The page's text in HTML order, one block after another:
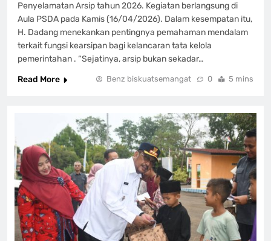
Penyelamatan Arsip tahun 2026. Kegiatan berlangsung di
Aula PSDA pada Kamis (16/04/2026). Dalam kesempatan itu,
H. Dadang menekankan pentingnya pemahaman mendalam
terkait fungsi kearsipan bagi kelancaran tata kelola
pemerintahan . “Sejatinya, arsip bukan sekadar…
Read More
Benz biskuatsemangat 0 5 mins